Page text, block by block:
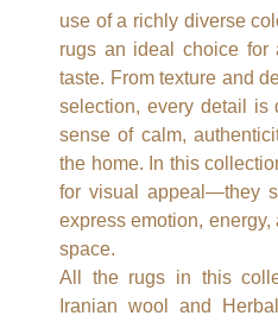
use of a richly diverse
rugs an ideal choice for
taste. From texture and
selection, every detail is
sense of calm,
the home. In this
for visual appeal—they
express emotion,
space.
All the rugs in this
Iranian wool and